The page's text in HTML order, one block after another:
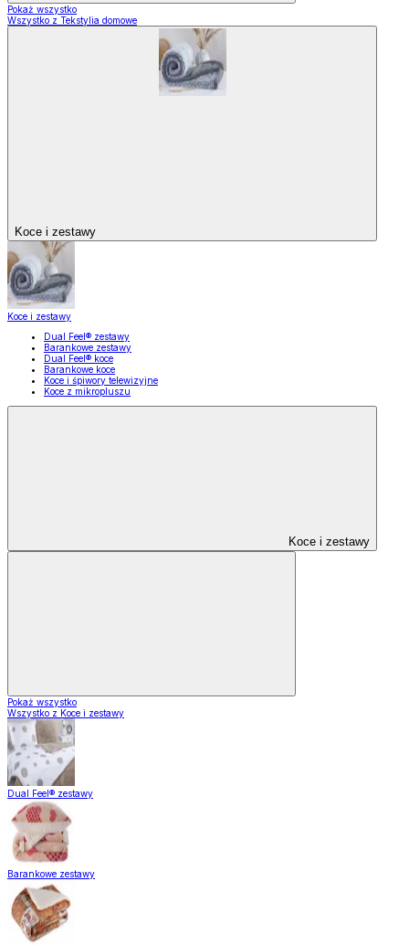
Pokaż wszystko
Wszystko z Tekstylia domowe
Koce i zestawy
Koce i zestawy
Dual Feel® zestawy
Barankowe zestawy
Dual Feel® koce
Barankowe koce
Koce i śpiwory telewizyjne
Koce z mikropluszu
Koce i zestawy
Pokaż wszystko
Wszystko z Koce i zestawy
Dual Feel® zestawy
Barankowe zestawy